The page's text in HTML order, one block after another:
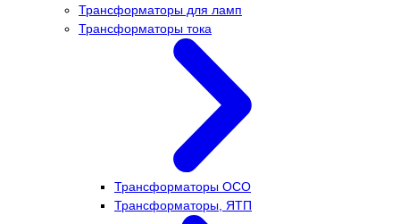
Трансформаторы для ламп
Трансформаторы тока
Трансформаторы ОСО
Трансформаторы, ЯТП